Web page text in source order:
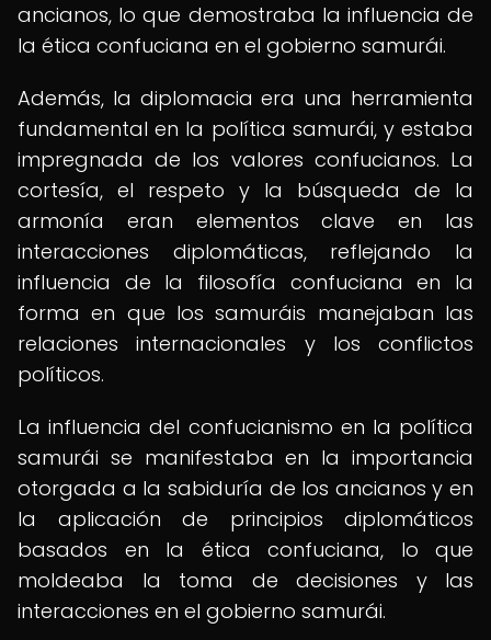
ancianos, lo que demostraba la influencia de
la ética confuciana en el gobierno samurái.
Además, la diplomacia era una herramienta
fundamental en la política samurái, y estaba
impregnada de los valores confucianos. La
cortesía, el respeto y la búsqueda de la
armonía eran elementos clave en las
interacciones diplomáticas, reflejando la
influencia de la filosofía confuciana en la
forma en que los samuráis manejaban las
relaciones internacionales y los conflictos
políticos.
La influencia del confucianismo en la política
samurái se manifestaba en la importancia
otorgada a la sabiduría de los ancianos y en
la aplicación de principios diplomáticos
basados en la ética confuciana, lo que
moldeaba la toma de decisiones y las
interacciones en el gobierno samurái.